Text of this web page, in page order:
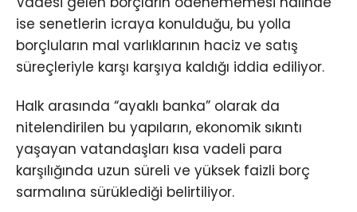
ise senetlerin icraya konulduğu, bu yolla
borçluların mal varlıklarının haciz ve satış
süreçleriyle karşı karşıya kaldığı iddia ediliyor.
Halk arasında “ayaklı banka” olarak da
nitelendirilen bu yapıların, ekonomik sıkıntı
yaşayan vatandaşları kısa vadeli para
karşılığında uzun süreli ve yüksek faizli borç
sarmalına sürüklediği belirtiliyor.